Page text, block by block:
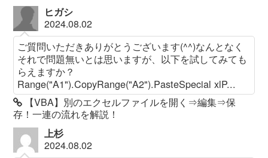
ヒガシ
2024.08.02
ご質問いただきありがとうございます(^^)なんとなく
それで問題無いとは思いますが、以下を試してみても
らえますか？
Range("A1").CopyRange("A2").PasteSpecial xlP...
【VBA】別のエクセルファイルを開く⇒編集⇒保
存！一連の流れを解説！
上杉
2024.08.02